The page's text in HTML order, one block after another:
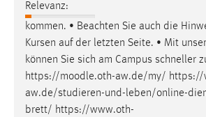
Relevanz:
kommen. • Beachten Sie auch die
Kursen auf der letzten Seite. • Mit
können Sie sich am Campus schneller
https://moodle.oth-aw.de/my/ https://
aw.de/studieren-und-leben/online-
brett/ https://www.oth-